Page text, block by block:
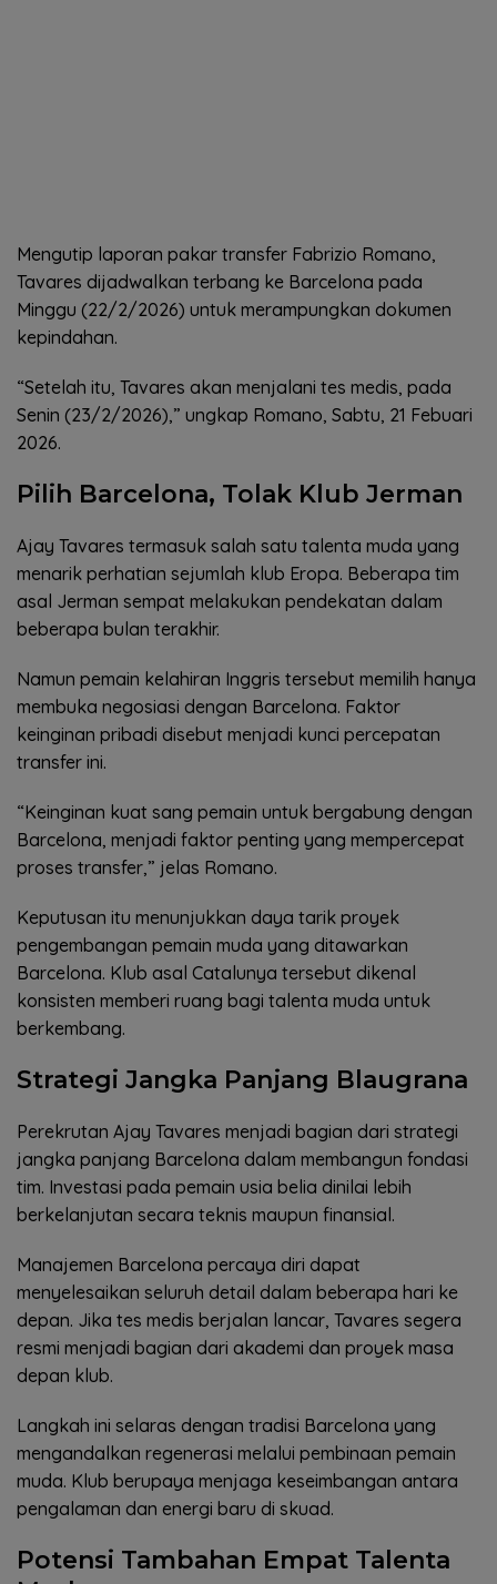
Mengutip laporan pakar transfer Fabrizio Romano,
Tavares dijadwalkan terbang ke Barcelona pada
Minggu (22/2/2026) untuk merampungkan dokumen
kepindahan.
“Setelah itu, Tavares akan menjalani tes medis, pada
Senin (23/2/2026),” ungkap Romano, Sabtu, 21 Febuari
2026.
Pilih Barcelona, Tolak Klub Jerman
Ajay Tavares termasuk salah satu talenta muda yang
menarik perhatian sejumlah klub Eropa. Beberapa tim
asal Jerman sempat melakukan pendekatan dalam
beberapa bulan terakhir.
Namun pemain kelahiran Inggris tersebut memilih hanya
membuka negosiasi dengan Barcelona. Faktor
keinginan pribadi disebut menjadi kunci percepatan
transfer ini.
“Keinginan kuat sang pemain untuk bergabung dengan
Barcelona, menjadi faktor penting yang mempercepat
proses transfer,” jelas Romano.
Keputusan itu menunjukkan daya tarik proyek
pengembangan pemain muda yang ditawarkan
Barcelona. Klub asal Catalunya tersebut dikenal
konsisten memberi ruang bagi talenta muda untuk
berkembang.
Strategi Jangka Panjang Blaugrana
Perekrutan Ajay Tavares menjadi bagian dari strategi
jangka panjang Barcelona dalam membangun fondasi
tim. Investasi pada pemain usia belia dinilai lebih
berkelanjutan secara teknis maupun finansial.
Manajemen Barcelona percaya diri dapat
menyelesaikan seluruh detail dalam beberapa hari ke
depan. Jika tes medis berjalan lancar, Tavares segera
resmi menjadi bagian dari akademi dan proyek masa
depan klub.
Langkah ini selaras dengan tradisi Barcelona yang
mengandalkan regenerasi melalui pembinaan pemain
muda. Klub berupaya menjaga keseimbangan antara
pengalaman dan energi baru di skuad.
Potensi Tambahan Empat Talenta